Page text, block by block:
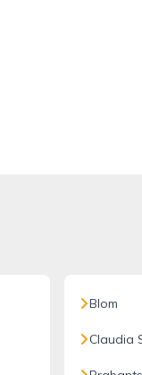
Blom
Claudia